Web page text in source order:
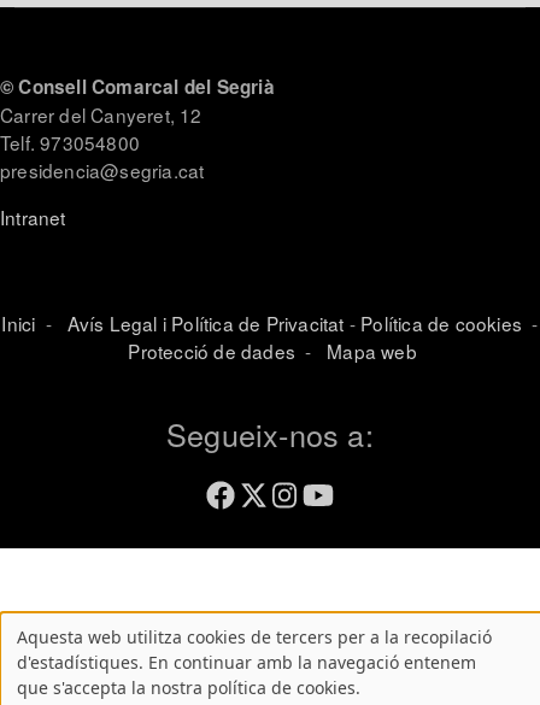
© Consell Comarcal del Segrià
Carrer del Canyeret, 12
Telf. 973054800
presidencia@segria.cat
Intranet
Inici - Avís Legal i Política de Privacitat - Política de cookies -
Protecció de dades - Mapa web
Segueix-nos a:
Atenció!
Aquesta web utilitza cookies de tercers per a la recopilació
d'estadístiques. En continuar amb la navegació entenem
que s'accepta la nostra política de cookies.